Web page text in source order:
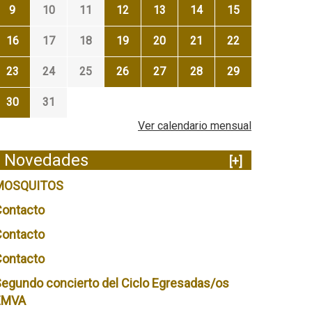
9 10 11 12 13 14 15
16 17 18 19 20 21 22
23 24 25 26 27 28 29
30
31
Ver calendario mensual
Novedades
[+]
concierto del Ciclo Egresadas/os